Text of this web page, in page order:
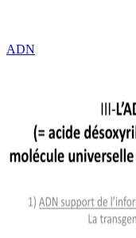
ADN